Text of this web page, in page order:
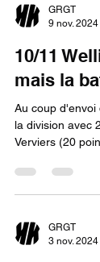
GRGT
9 nov. 2024
10/11
mais la
Au coup d'envoi de
la division avec
GRGT
3 nov. 2024